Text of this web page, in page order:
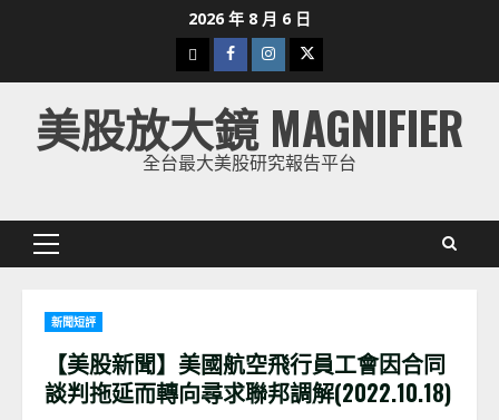
2026 年 8 月 6 日
下
載
美
股
Facebook
Instagram
Twitter
美股放大鏡 MAGNIFIER
全台最大美股研究報告平台
Primary
新聞短評
【美股新聞】美國航空飛行員工會因合同
談判拖延而轉向尋求聯邦調解(2022.10.18)